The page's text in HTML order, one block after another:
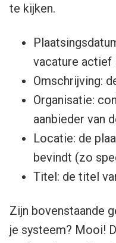
te kijken.
vacature actief
Omschrijving:
Organisatie:
aanbieder van
Locatie: de
bevindt (zo
Titel: de titel
Zijn bovenstaande
je systeem? Mooi!